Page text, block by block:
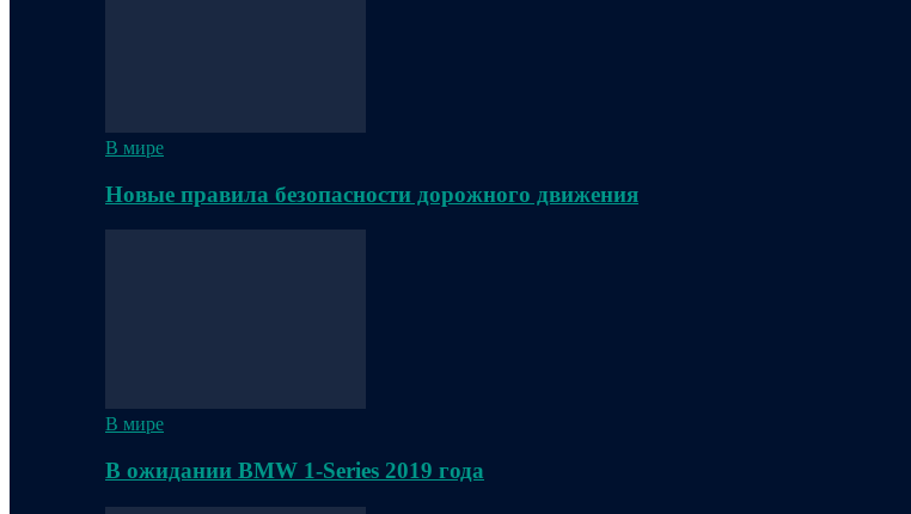
В мире
Новые правила безопасности дорожного движения
В мире
В ожидании BMW 1-Series 2019 года